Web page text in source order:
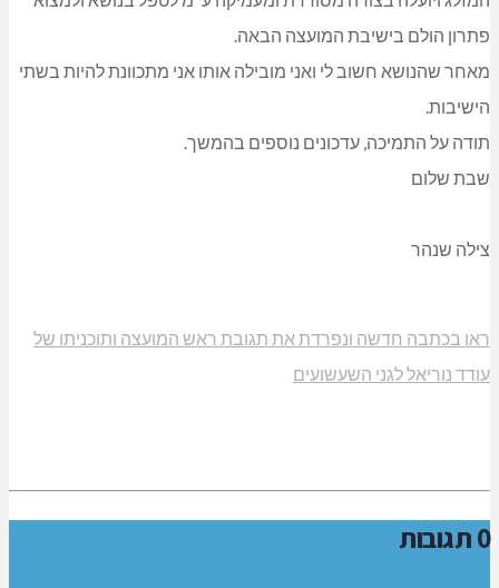
פתרון הולם בישיבת המועצה הבאה.
מאחר שהנושא חשוב לי ואני מובילה אותו אני מתכוונת להיות בשתי
הישיבות.
תודה על התמיכה, עדכונים נוספים בהמשך.
שבת שלום
צילה שנהר
ראו בכתבה חדשה ונפרדת את תגובת ראש המועצה ותוכניתו של
עודד נוריאל לגני השעשועים
0 תגובות